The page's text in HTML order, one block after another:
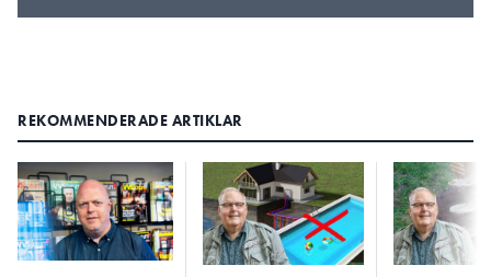
REKOMMENDERADE ARTIKLAR